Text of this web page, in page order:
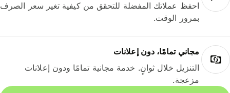
احفظ عملاتك المفضلة للتحقق من كيفية تغير سعر الصرف
بمرور الوقت.
مجاني تمامًا، دون إعلانات
التنزيل خلال ثوانٍ. خدمة مجانية تمامًا ودون إعلانات
مزعجة.